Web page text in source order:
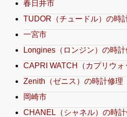
春日井市
TUDOR（チュードル）の時
一宮市
Longines（ロンジン）の時計
CAPRI WATCH（カプリウォ
Zenith（ゼニス）の時計修理
岡崎市
CHANEL（シャネル）の時